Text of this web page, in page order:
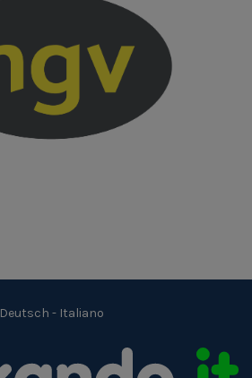
Deutsch - Italiano